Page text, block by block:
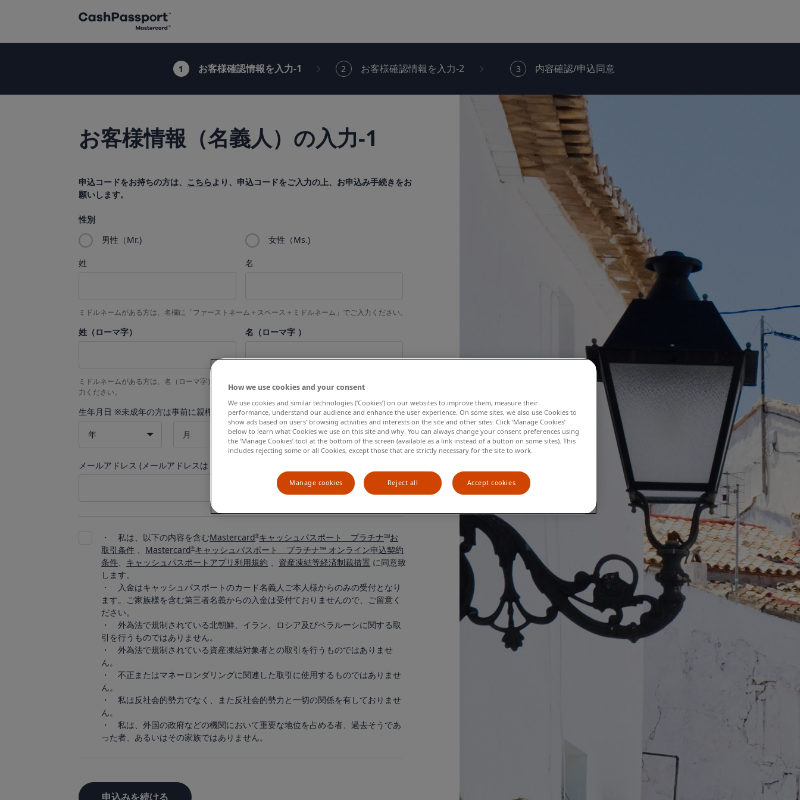
お客様確認情報を入力-1 お客様確認情報を入力-2 内容確認/申込同意
お客様情報（名義人）の入力-1
申込コードをお持ちの方は、 こちらより、申込コードをご入力の上、お申込み手続きをお
願いします。
性別
男性（Mr.)
女性（Ms.)
姓 名
ミドルネームがある方は、名欄に「ファーストネーム＋スペース＋ミドルネーム」でご入力ください。
姓（ローマ字） 名（ローマ字 ）
ミドルネームがある方は、名（ローマ字）欄に「ファーストネーム＋スペース＋ミドルネーム」でご入
力ください。
生年月日 ※未成年の方は事前に親権者の了解を得たうえでお申し込みください。
年
月 日
メールアドレス (メールアドレスは４０文字以内でお願いします。)
・私は、以下の内容を含むMastercard®キャッシュパスポート プラチナTMお
取引条件 、 Mastercard®キャッシュパスポート プラチナ™ オンライン申込契約
条件、 キャッシュパスポートアプリ利用規約 、 資産凍結等経済制裁措置 に同意致
します。
・ 入金はキャッシュパスポートのカード名義人ご本人様からのみの受付となり
ます。ご家族様を含む第三者名義からの入金は受付ておりませんので、ご留意く
ださい。
・ 外為法で規制されている北朝鮮、イラン、ロシア及びベラルーシに関する取
引を行うものではありません。
・ 外為法で規制されている資産凍結対象者との取引を行うものではありませ
ん。
・ 不正またはマネーロンダリングに関連した取引に使用するものではありませ
ん。
・ 私は反社会的勢力でなく、また反社会的勢力と一切の関係を有しておりませ
ん。
・ 私は、外国の政府などの機関において重要な地位を占める者、過去そうであ
った者、あるいはその家族ではありません。
申込みを続ける
How we use cookies and your consent
We use cookies and similar technologies (‘Cookies’) on our websites to improve them, measure their
performance, understand our audience and enhance the user experience. On some sites, we also use Cookies to
show ads based on users’ browsing activities and interests on the site and other sites. Click ‘Manage Cookies’
below to learn what Cookies we use on this site and why. You can always change your consent preferences using
the ‘Manage Cookies’ tool at the bottom of the screen (available as a link instead of a button on some sites). This
includes rejecting some or all Cookies, except those that are strictly necessary for the site to work.
Manage cookies Reject all Accept cookies